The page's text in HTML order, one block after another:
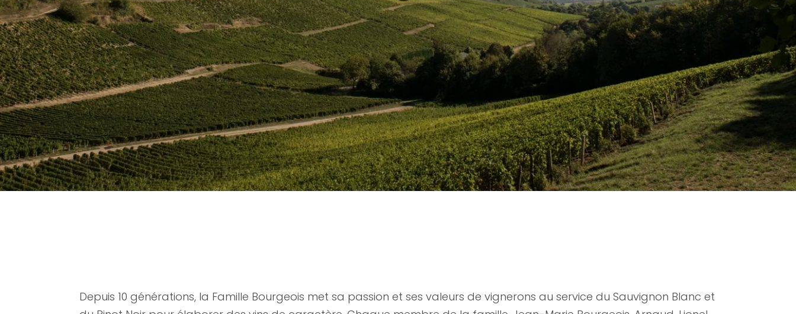
Depuis 10 générations, la Famille Bourgeois met sa passion et ses valeurs de vignerons au service du Sauvignon Blanc et